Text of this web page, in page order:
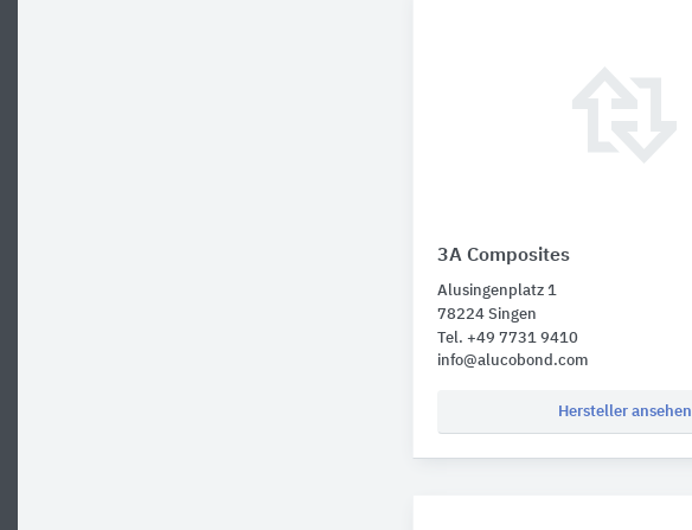
3A Composites
Alusingenplatz 1
78224 Singen
Tel. +49 7731 9410
info@alucobond.com
Hersteller ansehen